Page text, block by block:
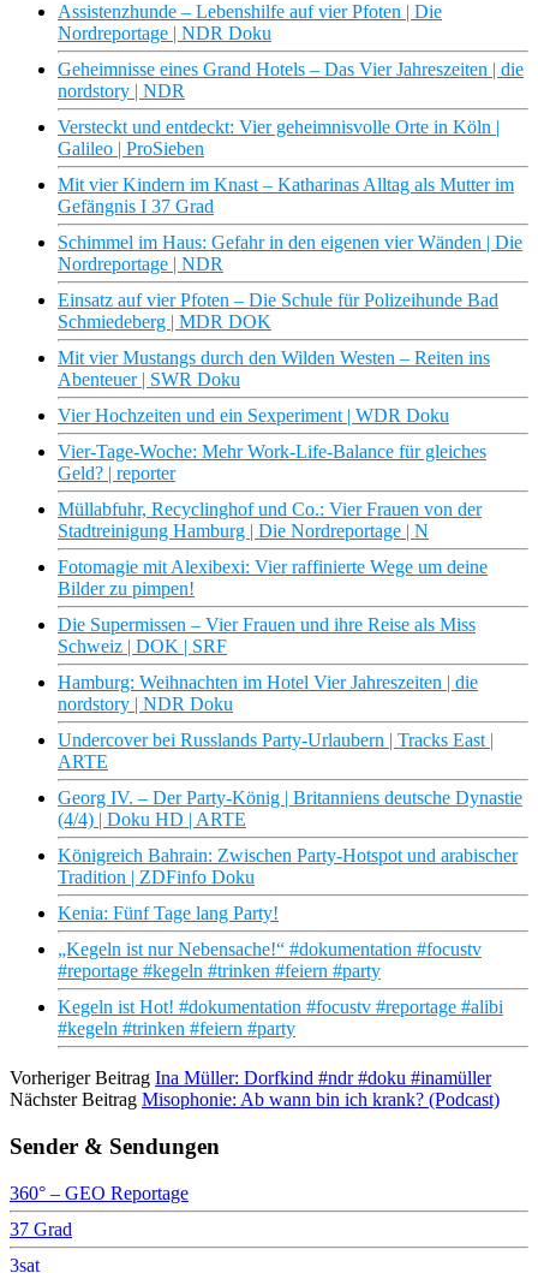
Assistenzhunde – Lebenshilfe auf vier Pfoten | Die
Nordreportage | NDR Doku
Geheimnisse eines Grand Hotels – Das Vier Jahreszeiten | die
nordstory | NDR
Versteckt und entdeckt: Vier geheimnisvolle Orte in Köln |
Galileo | ProSieben
Mit vier Kindern im Knast – Katharinas Alltag als Mutter im
Gefängnis I 37 Grad
Schimmel im Haus: Gefahr in den eigenen vier Wänden | Die
Nordreportage | NDR
Einsatz auf vier Pfoten – Die Schule für Polizeihunde Bad
Schmiedeberg | MDR DOK
Mit vier Mustangs durch den Wilden Westen – Reiten ins
Abenteuer | SWR Doku
Vier Hochzeiten und ein Sexperiment | WDR Doku
Vier-Tage-Woche: Mehr Work-Life-Balance für gleiches
Geld? | reporter
Müllabfuhr, Recyclinghof und Co.: Vier Frauen von der
Stadtreinigung Hamburg | Die Nordreportage | N
Fotomagie mit Alexibexi: Vier raffinierte Wege um deine
Bilder zu pimpen!
Die Supermissen – Vier Frauen und ihre Reise als Miss
Schweiz | DOK | SRF
Hamburg: Weihnachten im Hotel Vier Jahreszeiten | die
nordstory | NDR Doku
Undercover bei Russlands Party-Urlaubern | Tracks East |
ARTE
Georg IV. – Der Party-König | Britanniens deutsche Dynastie
(4/4) | Doku HD | ARTE
Königreich Bahrain: Zwischen Party-Hotspot und arabischer
Tradition | ZDFinfo Doku
Kenia: Fünf Tage lang Party!
„Kegeln ist nur Nebensache!“ #dokumentation #focustv
#reportage #kegeln #trinken #feiern #party
Kegeln ist Hot! #dokumentation #focustv #reportage #alibi
#kegeln #trinken #feiern #party
Vorheriger Beitrag Ina Müller: Dorfkind #ndr #doku #inamüller
Nächster Beitrag Misophonie: Ab wann bin ich krank? (Podcast)
Sender & Sendungen
360° – GEO Reportage
37 Grad
3sat